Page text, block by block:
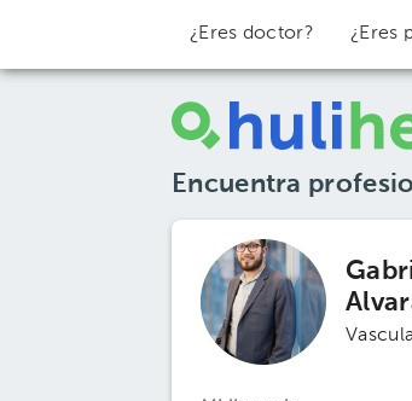
¿Eres doctor? ¿Eres
Encuentra